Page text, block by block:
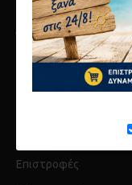
Τρόποι πληρωμής
Όροι
Λογαριασμός
Ιστορικό Παραγγελίων
Επιστροφές